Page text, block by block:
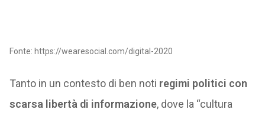
Fonte: https://wearesocial.com/digital-2020
Tanto in un contesto di ben noti regimi politici con
scarsa libertà di informazione, dove la “cultura